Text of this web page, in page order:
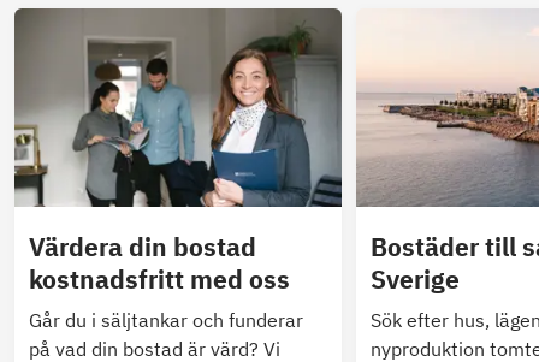
Värdera din bostad
kostnadsfritt med oss
Går du i säljtankar och funderar
på vad din bostad är värd? Vi
Bostäder till
Sverige
Sök efter hus,
nyproduktion